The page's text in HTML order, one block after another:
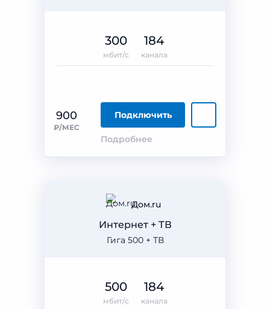
900
₽/МЕС
Подключить
Подробнее
300
мбит/с
184
канала
Дом.ru
Гига 500 + ТВ
Интернет + ТВ
500
мбит/с
184
канала